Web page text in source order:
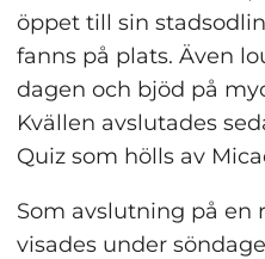
öppet till sin
fanns på plats. Även
dagen och bjöd på
Kvällen avslutades
Quiz som hölls av
Som avslutning på en
visades under